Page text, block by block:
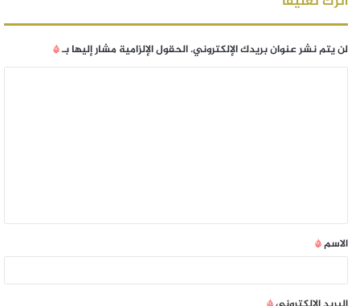
لن يتم نشر عنوان بريدك الإلكتروني.الحقول الإلزامية مشار إليها بـ*
الاسم*